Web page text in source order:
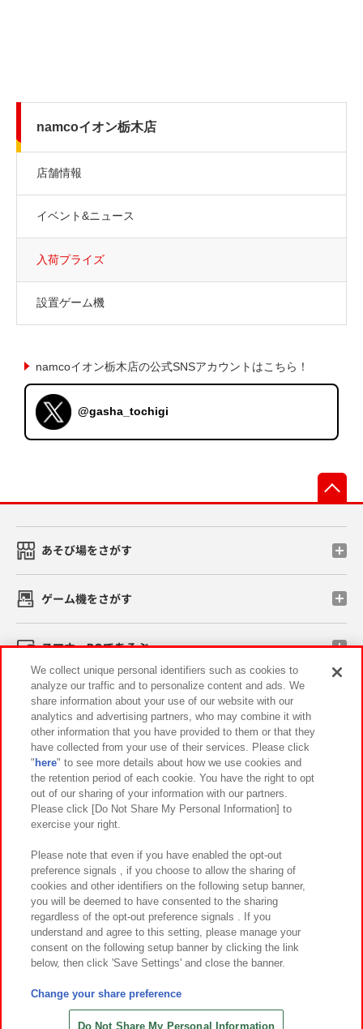
namcoイオン栃木店
店舗情報
イベント&ニュース
入荷プライズ
設置ゲーム機
namcoイオン栃木店の公式SNSアカウントはこちら！
@gasha_tochigi
あそび場をさがす
ゲーム機をさがす
スマホ・PCであそぶ
イベント・キャンペーン
関連会社 サステナビリティ サイトポリシー
プライバシーポリシー ウェブアクセシビリティ方針と検証結果
お取引先さまとともに
カスタマーハラスメント対応方針 よくあるご質問・お問い合わせ
©Bandai Namco Amusement Inc.
©Bandai Namco Amusement Lab Inc.
©HANAYASHIKI Co., Ltd. All Rights Reserved.
We collect unique personal identifiers such as cookies to
analyze our traffic and to personalize content and ads. We
share information about your use of our website with our
analytics and advertising partners, who may combine it with
other information that you have provided to them or that they
have collected from your use of their services. Please click
" here" to see more details about how we use cookies and
the retention period of each cookie. You have the right to opt
out of our sharing of your information with our partners.
Please click [Do Not Share My Personal Information] to
exercise your right.
Please note that even if you have enabled the opt-out
preference signals , if you choose to allow the sharing of
cookies and other identifiers on the following setup banner,
you will be deemed to have consented to the sharing
regardless of the opt-out preference signals . If you
understand and agree to this setting, please manage your
consent on the following setup banner by clicking the link
below, then click 'Save Settings' and close the banner.
Change your share preference
Do Not Share My Personal Information